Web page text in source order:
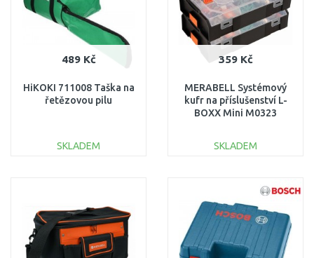
489 Kč
HiKOKI 711008 Taška na
řetězovou pilu
SKLADEM
359 Kč
MERABELL Systémový
kufr na příslušenství L-
BOXX Mini M0323
SKLADEM
Porovnat